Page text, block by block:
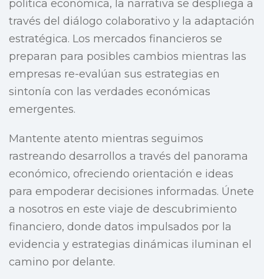
política económica, la narrativa se despliega a
través del diálogo colaborativo y la adaptación
estratégica. Los mercados financieros se
preparan para posibles cambios mientras las
empresas re-evalúan sus estrategias en
sintonía con las verdades económicas
emergentes.
Mantente atento mientras seguimos
rastreando desarrollos a través del panorama
económico, ofreciendo orientación e ideas
para empoderar decisiones informadas. Únete
a nosotros en este viaje de descubrimiento
financiero, donde datos impulsados por la
evidencia y estrategias dinámicas iluminan el
camino por delante.